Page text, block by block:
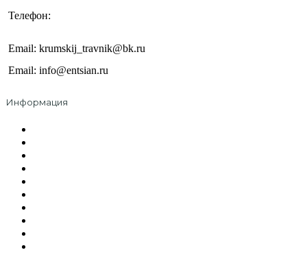
Телефон:
Email: krumskij_travnik@bk.ru
Email: info@entsian.ru
Информация